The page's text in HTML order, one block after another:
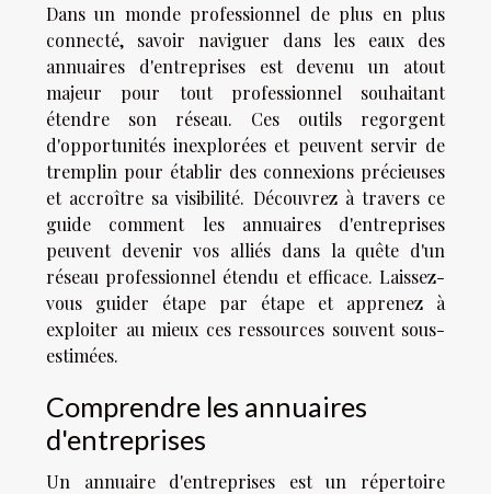
Dans un monde professionnel de plus en plus
connecté, savoir naviguer dans les eaux des
annuaires d'entreprises est devenu un atout
majeur pour tout professionnel souhaitant
étendre son réseau. Ces outils regorgent
d'opportunités inexplorées et peuvent servir de
tremplin pour établir des connexions précieuses
et accroître sa visibilité. Découvrez à travers ce
guide comment les annuaires d'entreprises
peuvent devenir vos alliés dans la quête d'un
réseau professionnel étendu et efficace. Laissez-
vous guider étape par étape et apprenez à
exploiter au mieux ces ressources souvent sous-
estimées.
Comprendre les annuaires
d'entreprises
Un annuaire d'entreprises est un répertoire